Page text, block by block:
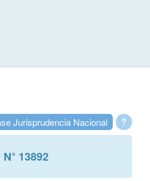
?
Jurisprudencia Nacional
N° 13892